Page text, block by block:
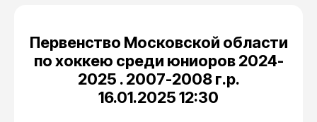
Первенство Московской области
по хоккею среди юниоров 2024-
2025 . 2007-2008 г.р.
16.01.2025 12:30